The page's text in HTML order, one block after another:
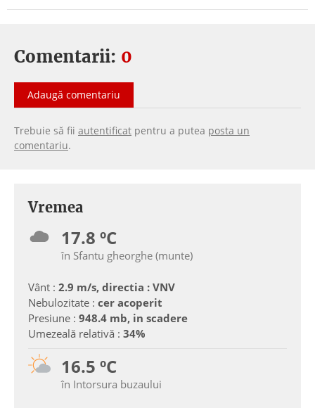
Comentarii: 0
Adaugă comentariu
Trebuie să fii autentificat pentru a putea posta un
comentariu.
Vremea
17.8 ºC
în Sfantu gheorghe (munte)
Vânt : 2.9 m/s, directia : VNV
Nebulozitate : cer acoperit
Presiune : 948.4 mb, in scadere
Umezeală relativă : 34%
16.5 ºC
în Intorsura buzaului